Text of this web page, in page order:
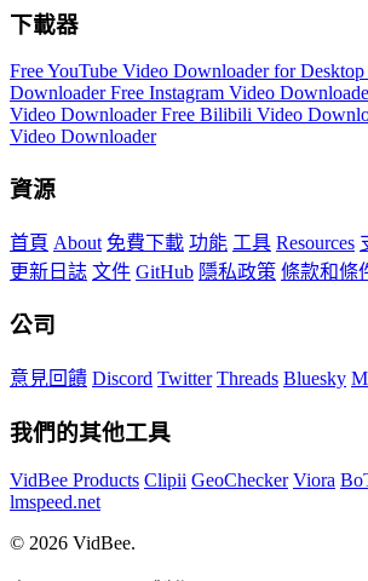
下載器
Free YouTube Video Downloader for Desktop
DownloaderFree Instagram Video
Video DownloaderFree Bilibili Video
Video Downloader
資源
首頁 About 免費下載 功能 工具 Resources
更新日誌 文件 GitHub 隱私政策 條款和條
公司
意見回饋 Discord Twitter Threads Bluesky
我們的其他工具
VidBee Products Clipii GeoChecker Viora
lmspeed.net
© 2026 VidBee.